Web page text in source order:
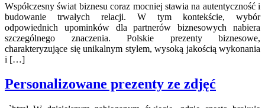
Współczesny świat biznesu coraz mocniej stawia na autentyczność i
budowanie trwałych relacji. W tym kontekście, wybór
odpowiednich upominków dla partnerów biznesowych nabiera
szczególnego znaczenia. Polskie prezenty biznesowe,
charakteryzujące się unikalnym stylem, wysoką jakością wykonania
i […]
Personalizowane prezenty ze zdjęć